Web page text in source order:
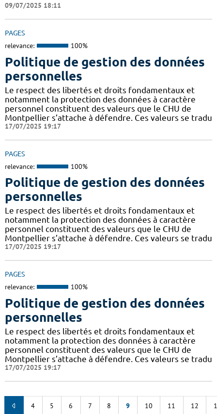
09/07/2025 18:11
PAGES
relevance: 100%
Politique de gestion des données
personnelles
Le respect des libertés et droits fondamentaux et
notamment la protection des données à caractère
personnel constituent des valeurs que le CHU de
Montpellier s’attache à défendre. Ces valeurs se tradu
17/07/2025 19:17
PAGES
relevance: 100%
Politique de gestion des données
personnelles
Le respect des libertés et droits fondamentaux et
notamment la protection des données à caractère
personnel constituent des valeurs que le CHU de
Montpellier s’attache à défendre. Ces valeurs se tradu
17/07/2025 19:17
PAGES
relevance: 100%
Politique de gestion des données
personnelles
Le respect des libertés et droits fondamentaux et
notamment la protection des données à caractère
personnel constituent des valeurs que le CHU de
Montpellier s’attache à défendre. Ces valeurs se tradu
17/07/2025 19:17
4 5 6 7 8 9 10 11 12